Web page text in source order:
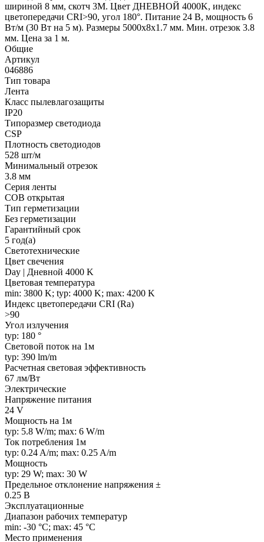
шириной 8 мм, скотч 3M. Цвет ДНЕВНОЙ 4000K, индекс
цветопередачи CRI>90, угол 180°. Питание 24 В, мощность 6
Вт/м (30 Вт на 5 м). Размеры 5000х8х1.7 мм. Мин. отрезок 3.8
мм. Цена за 1 м.
Общие
Артикул
046886
Тип товара
Лента
Класс пылевлагозащиты
IP20
Типоразмер светодиода
CSP
Плотность светодиодов
528 шт/м
Минимальный отрезок
3.8 мм
Серия ленты
COB открытая
Тип герметизации
Без герметизации
Гарантийный срок
5 год(а)
Светотехнические
Цвет свечения
Day | Дневной 4000 K
Цветовая температура
min: 3800 K; typ: 4000 K; max: 4200 K
Индекс цветопередачи CRI (Ra)
>90
Угол излучения
typ: 180 °
Световой поток на 1м
typ: 390 lm/m
Расчетная световая эффективность
67 лм/Вт
Электрические
Напряжение питания
24 V
Мощность на 1м
typ: 5.8 W/m; max: 6 W/m
Ток потребления 1м
typ: 0.24 A/m; max: 0.25 A/m
Мощность
typ: 29 W; max: 30 W
Предельное отклонение напряжения ±
0.25 В
Эксплуатационные
Диапазон рабочих температур
min: -30 °C; max: 45 °C
Место применения